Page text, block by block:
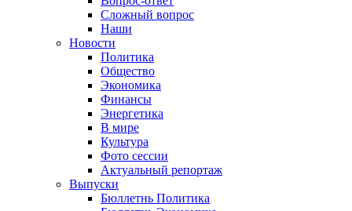
Сложный вопрос
Наши
Новости
Политика
Общество
Экономика
Финансы
Энергетика
В мире
Культура
Фото сессии
Актуальный репортаж
Выпуски
Бюллетнь Политика